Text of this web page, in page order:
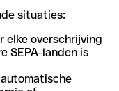
situaties:
elke overschrijving
SEPA-landen is
automatische